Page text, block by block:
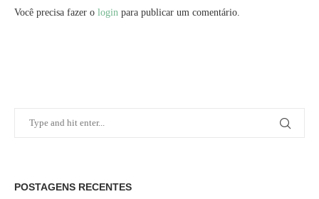
Você precisa fazer o login para publicar um comentário.
POSTAGENS RECENTES